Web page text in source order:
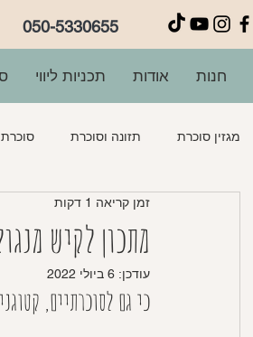
050-5330655
חנות אודות תכניות ליווי
מגזין סוכרת תזונה וסוכרת סוכרת
מרקים
מתכון לקיש
זמן קריאה 1 דקות
עודכן: 6 ביולי 2022
כי גם לסוכרתיים,